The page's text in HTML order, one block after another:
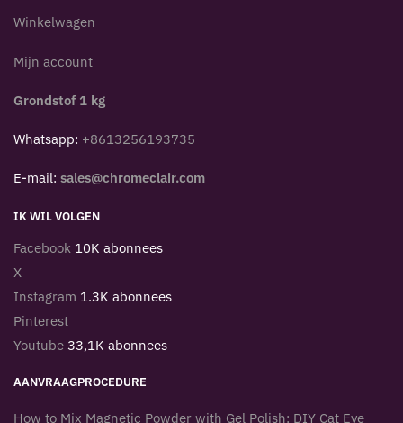
Winkelwagen
Mijn account
Grondstof 1 kg
Whatsapp: +8613256193735
E-mail: sales@chromeclair.com
IK WIL VOLGEN
Facebook 10K abonnees
X
Instagram 1.3K abonnees
Pinterest
Youtube 33,1K abonnees
AANVRAAGPROCEDURE
How to Mix Magnetic Powder with Gel Polish: DIY Cat Eye